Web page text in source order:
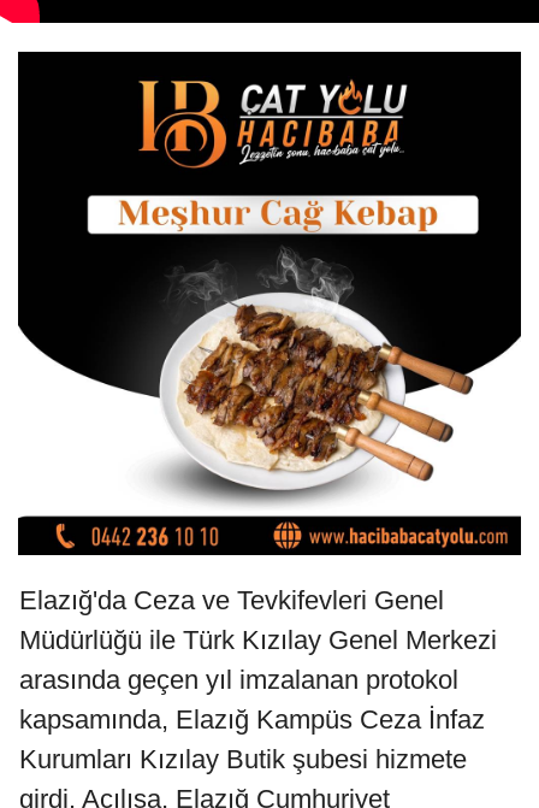
Elazığ'da Ceza ve Tevkifevleri Genel
Müdürlüğü ile Türk Kızılay Genel Merkezi
arasında geçen yıl imzalanan protokol
kapsamında, Elazığ Kampüs Ceza İnfaz
Kurumları Kızılay Butik şubesi hizmete
girdi. Açılışa, Elazığ Cumhuriyet